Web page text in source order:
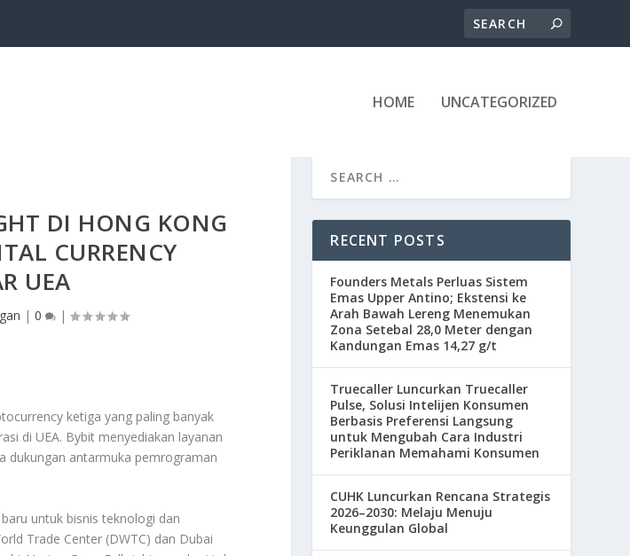
HOME UNCATEGORIZED
DI HONG KONG
CURRENCY
UEA
| 0 |
ketiga yang paling banyak
di UEA. Bybit menyediakan layanan
dukungan antarmuka pemrograman
untuk bisnis teknologi dan
Trade Center (DWTC) dan Dubai
RECENT POSTS
Founders Metals Perluas Sistem
Emas Upper Antino; Ekstensi ke
Arah Bawah Lereng Menemukan
Zona Setebal 28,0 Meter dengan
Kandungan Emas 14,27 g/t
Truecaller Luncurkan Truecaller
Pulse, Solusi Intelijen Konsumen
Berbasis Preferensi Langsung
untuk Mengubah Cara Industri
Periklanan Memahami Konsumen
CUHK Luncurkan Rencana Strategis
2026–2030: Melaju Menuju
Keunggulan Global